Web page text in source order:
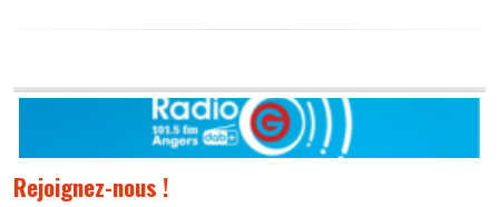
Rejoignez-nous !